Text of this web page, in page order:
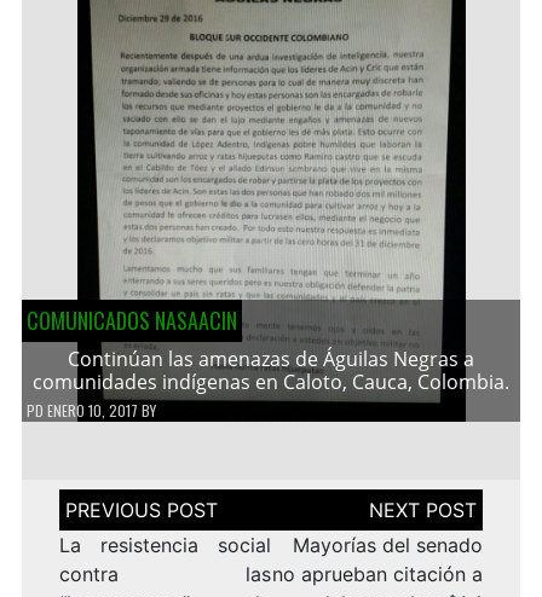
COMUNICADOS NASAACIN
Continúan las amenazas de Águilas Negras a
comunidades indígenas en Caloto, Cauca, Colombia.
PD ENERO 10, 2017 BY
Navegación
de
entradas
La resistencia social
contra las
Mayorías del senado
no aprueban citación a